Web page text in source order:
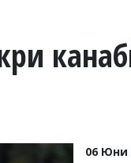
06 Юни